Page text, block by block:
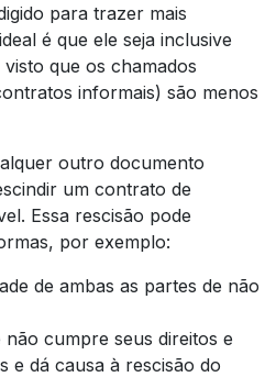
para trazer mais
é que ele seja inclusive
que os chamados
informais) são menos
outro documento
um contrato de
Essa rescisão pode
por exemplo:
de ambas as partes de não
cumpre seus direitos e
e dá causa à rescisão do